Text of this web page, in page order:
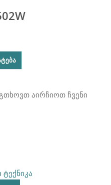
აირჩიოთ ჩვენი
ტექნიკა